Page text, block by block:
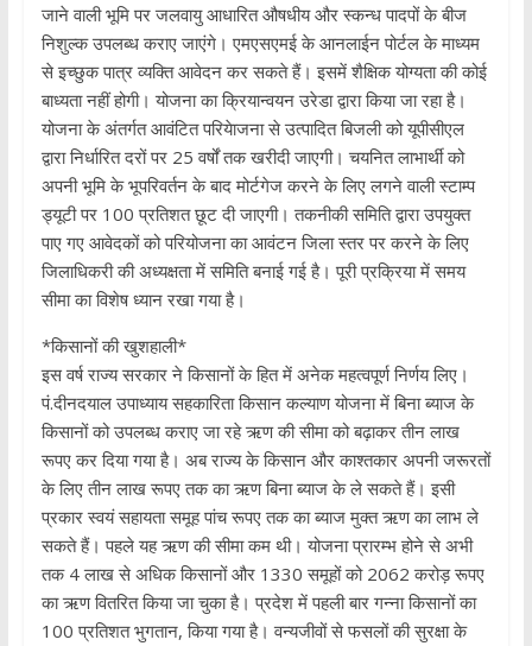
जाने वाली भूमि पर जलवायु आधारित औषधीय और स्कन्ध पादपों के बीज
निशुल्क उपलब्ध कराए जाएंगे। एमएसएमई के आनलाईन पोर्टल के माध्यम
से इच्छुक पात्र व्यक्ति आवेदन कर सकते हैं। इसमें शैक्षिक योग्यता की कोई
बाध्यता नहीं होगी। योजना का क्रियान्वयन उरेडा द्वारा किया जा रहा है।
योजना के अंतर्गत आवंटित परियेाजना से उत्पादित बिजली को यूपीसीएल
द्वारा निर्धारित दरों पर 25 वर्षों तक खरीदी जाएगी। चयनित लाभार्थी को
अपनी भूमि के भूपरिवर्तन के बाद मोर्टगेज करने के लिए लगने वाली स्टाम्प
ड्यूटी पर 100 प्रतिशत छूट दी जाएगी। तकनीकी समिति द्वारा उपयुक्त
पाए गए आवेदकों को परियोजना का आवंटन जिला स्तर पर करने के लिए
जिलाधिकरी की अध्यक्षता में समिति बनाई गई है। पूरी प्रक्रिया में समय
सीमा का विशेष ध्यान रखा गया है।
*किसानों की खुशहाली*
इस वर्ष राज्य सरकार ने किसानों के हित में अनेक महत्वपूर्ण निर्णय लिए।
पं.दीनदयाल उपाध्याय सहकारिता किसान कल्याण योजना में बिना ब्याज के
किसानों को उपलब्ध कराए जा रहे ऋण की सीमा को बढ़ाकर तीन लाख
रूपए कर दिया गया है। अब राज्य के किसान और काश्तकार अपनी जरूरतों
के लिए तीन लाख रूपए तक का ऋण बिना ब्याज के ले सकते हैं। इसी
प्रकार स्वयं सहायता समूह पांच रूपए तक का ब्याज मुक्त ऋण का लाभ ले
सकते हैं। पहले यह ऋण की सीमा कम थी। योजना प्रारम्भ होने से अभी
तक 4 लाख से अधिक किसानों और 1330 समूहों को 2062 करोड़ रूपए
का ऋण वितरित किया जा चुका है। प्रदेश में पहली बार गन्ना किसानों का
100 प्रतिशत भुगतान, किया गया है। वन्यजीवों से फसलों की सुरक्षा के